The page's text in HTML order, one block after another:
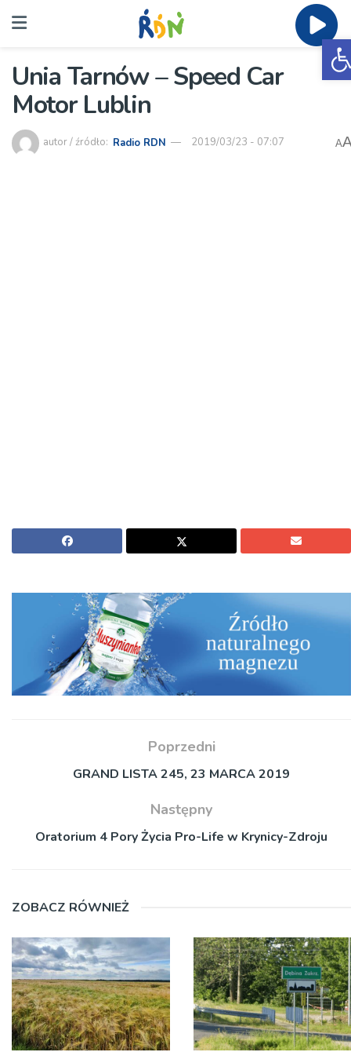
Unia Tarnów – Speed Car
Motor Lublin
autor / źródło: Radio RDN 2019/03/23 - 07:07 A
Poprzedni
GRAND LISTA 245, 23 MARCA 2019
Następny
Oratorium 4 Pory Życia Pro-Life w Krynicy-Zdroju
ZOBACZ RÓWNIEŻ